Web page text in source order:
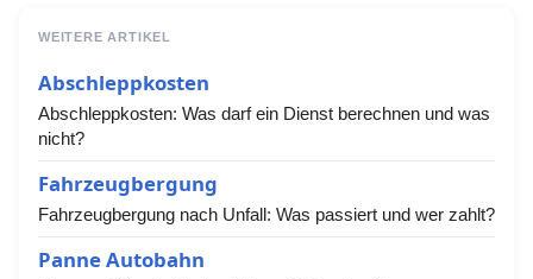
WEITERE ARTIKEL
Abschleppkosten
Abschleppkosten: Was darf ein Dienst berechnen und was
nicht?
Fahrzeugbergung
Fahrzeugbergung nach Unfall: Was passiert und wer zahlt?
Panne Autobahn